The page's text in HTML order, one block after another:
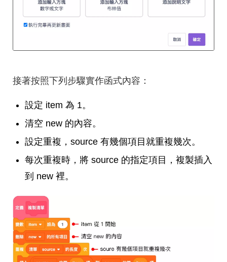
接著按照下列步驟實作函式內容：
設定 item 為 1。
清空 new 的內容。
設定重複，source 有幾個項目就重複幾次。
每次重複時，將 source 的指定項目，複製插入
到 new 裡。